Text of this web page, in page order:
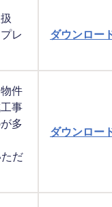
レ
ダウンロー
件
事
多
だ
ダウンロー